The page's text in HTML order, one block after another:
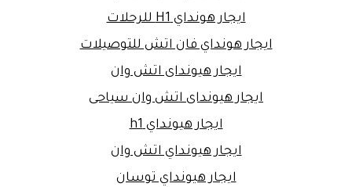
ايجار هونداي H1 للرحلات
ايجار هونداي فان اتش للتوصيلات
ايجار هيونداى اتش وان
ايجار هيونداى اتش وان سياحى
ايجار هيونداي h1
ايجار هيونداي اتش وان
ايجار هيونداي توسان